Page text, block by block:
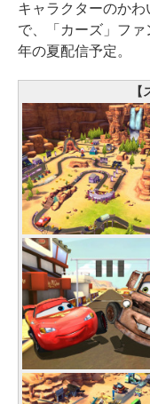
キャラクターのか
で、「カーズ」フ
年の夏配信予定。